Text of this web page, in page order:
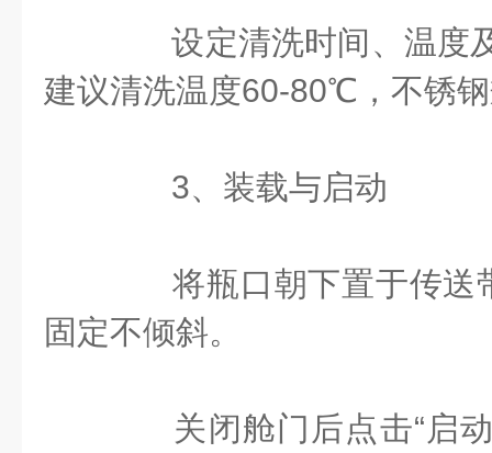
设定清洗时间、温度
建议清洗温度60-80℃，不锈
‌3、装载与启动‌
将瓶口朝下置于传送
固定不倾斜。
关闭舱门后点击“启动